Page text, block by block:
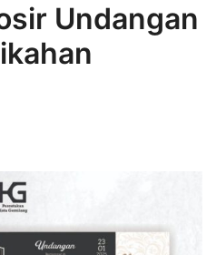
Undangan